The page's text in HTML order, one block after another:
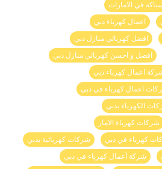
في الامارات
اعمال كهرباء دبي
افضل كهربائي منازل دبي
افضل و احسن كهربائي منازل دبي
اعمال كهرباء دبي
اعمال كهرباء في دبي
الكهرباء بدبي
شركات كهرباء الامار
كهرباء في دبي
شركات كهربائية بدبي
شركة أعمال كهرباء في دبي